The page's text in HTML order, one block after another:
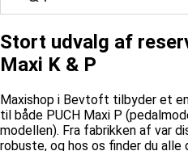
Stort udvalg af
Maxi K & P
Maxishop i Bevtoft tilbyder et
til både PUCH Maxi P
modellen). Fra fabrikken af var
robuste, og hos os finder du